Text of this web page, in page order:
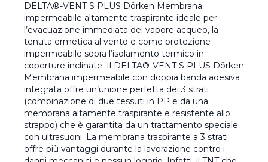
DELTA®-VENT S PLUS Dörken Membrana
impermeabile altamente traspirante ideale per
l’evacuazione immediata del vapore acqueo, la
tenuta ermetica al vento e come protezione
impermeabile sopra l’isolamento termico in
coperture inclinate. Il DELTA®-VENT S PLUS Dörken
Membrana impermeabile con doppia banda adesiva
integrata offre un’unione perfetta dei 3 strati
(combinazione di due tessuti in PP e da una
membrana altamente traspirante e resistente allo
strappo) che è garantita da un trattamento speciale
con ultrasuoni. La membrana traspirante a 3 strati
offre più vantaggi durante la lavorazione contro i